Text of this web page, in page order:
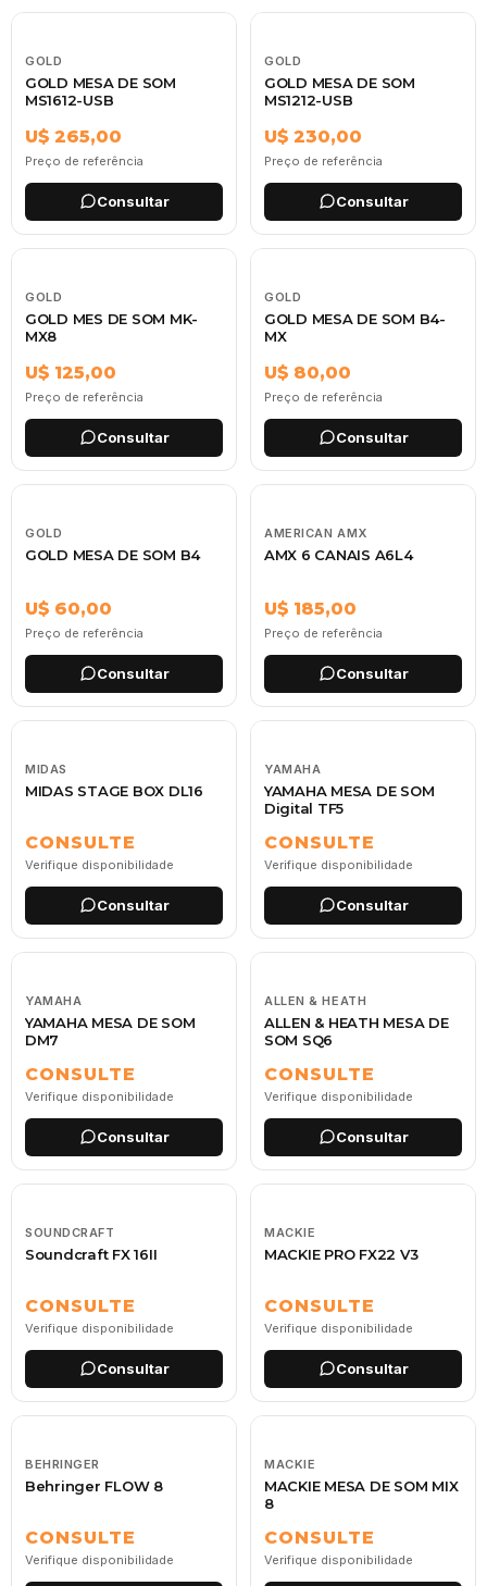
GOLD
GOLD MESA DE SOM
MS1612-USB
U$ 265,00
Preço de referência
Consultar
GOLD
GOLD MESA DE SOM
MS1212-USB
U$ 230,00
Preço de referência
Consultar
GOLD
GOLD MES DE SOM MK-
MX8
U$ 125,00
Preço de referência
Consultar
GOLD
GOLD MESA DE SOM B4-
MX
U$ 80,00
Preço de referência
Consultar
GOLD
GOLD MESA DE SOM B4
U$ 60,00
Preço de referência
Consultar
AMERICAN AMX
AMX 6 CANAIS A6L4
U$ 185,00
Preço de referência
Consultar
MIDAS
MIDAS STAGE BOX DL16
CONSULTE
Verifique disponibilidade
Consultar
YAMAHA
YAMAHA MESA DE SOM
Digital TF5
CONSULTE
Verifique disponibilidade
Consultar
YAMAHA
YAMAHA MESA DE SOM
DM7
CONSULTE
Verifique disponibilidade
Consultar
ALLEN & HEATH
ALLEN & HEATH MESA DE
SOM SQ6
CONSULTE
Verifique disponibilidade
Consultar
SOUNDCRAFT
Soundcraft FX 16II
CONSULTE
Verifique disponibilidade
Consultar
MACKIE
MACKIE PRO FX22 V3
CONSULTE
Verifique disponibilidade
Consultar
BEHRINGER
Behringer FLOW 8
CONSULTE
Verifique disponibilidade
MACKIE
MACKIE MESA DE SOM MIX
8
CONSULTE
Verifique disponibilidade